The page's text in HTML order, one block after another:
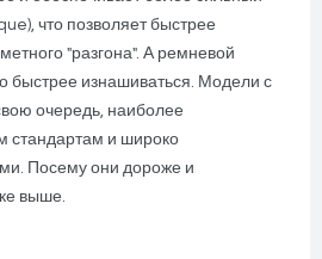
что позволяет быстрее
"разгона". А ремневой
быстрее изнашиваться. Модели с
очередь, наиболее
стандартам и широко
Посему они дороже и
выше.